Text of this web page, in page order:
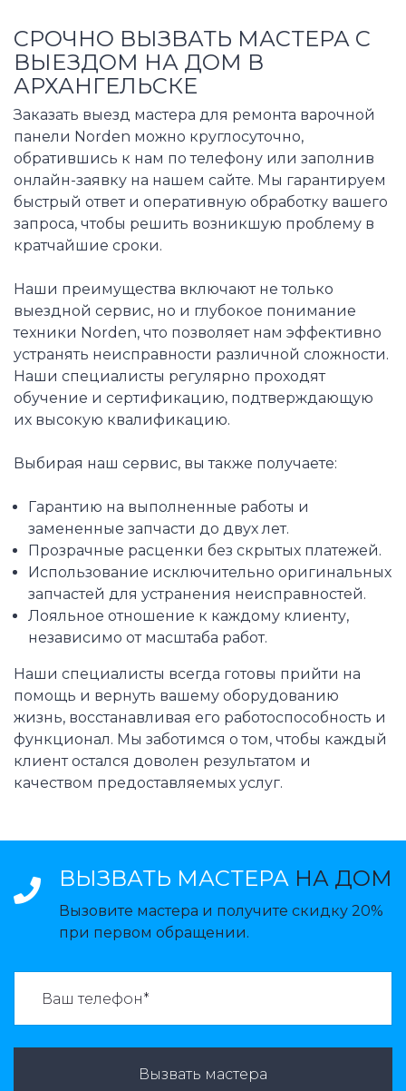
СРОЧНО ВЫЗВАТЬ МАСТЕРА С
ВЫЕЗДОМ НА ДОМ В
АРХАНГЕЛЬСКЕ
Заказать выезд мастера для ремонта варочной
панели Norden можно круглосуточно,
обратившись к нам по телефону или заполнив
онлайн-заявку на нашем сайте. Мы гарантируем
быстрый ответ и оперативную обработку вашего
запроса, чтобы решить возникшую проблему в
кратчайшие сроки.
Наши преимущества включают не только
выездной сервис, но и глубокое понимание
техники Norden, что позволяет нам эффективно
устранять неисправности различной сложности.
Наши специалисты регулярно проходят
обучение и сертификацию, подтверждающую
их высокую квалификацию.
Выбирая наш сервис, вы также получаете:
Гарантию на выполненные работы и
замененные запчасти до двух лет.
Прозрачные расценки без скрытых платежей.
Использование исключительно оригинальных
запчастей для устранения неисправностей.
Лояльное отношение к каждому клиенту,
независимо от масштаба работ.
Наши специалисты всегда готовы прийти на
помощь и вернуть вашему оборудованию
жизнь, восстанавливая его работоспособность и
функционал. Мы заботимся о том, чтобы каждый
клиент остался доволен результатом и
качеством предоставляемых услуг.
ВЫЗВАТЬ МАСТЕРА НА ДОМ
Вызовите мастера и получите скидку 20%
при первом обращении.
Вызвать мастера